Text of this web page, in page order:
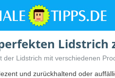
Lidstrich
der Lidstrich mit verschiedenen
und zurückhaltend oder